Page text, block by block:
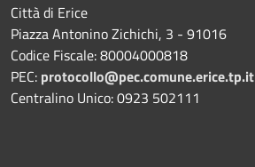
Città di Erice
Piazza Antonino Zichichi, 3 - 91016
Codice Fiscale: 80004000818
PEC: protocollo@pec.comune.erice.tp.it
Centralino Unico: 0923 502111